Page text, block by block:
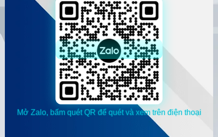
Mở Zalo, bấm quét QR để quét và xem trên điện thoại